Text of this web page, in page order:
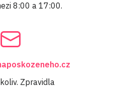
8:00 a 17:00.
Zpravidla